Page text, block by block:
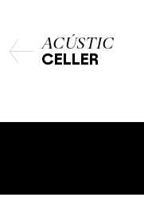
ACÚSTIC
CELLER